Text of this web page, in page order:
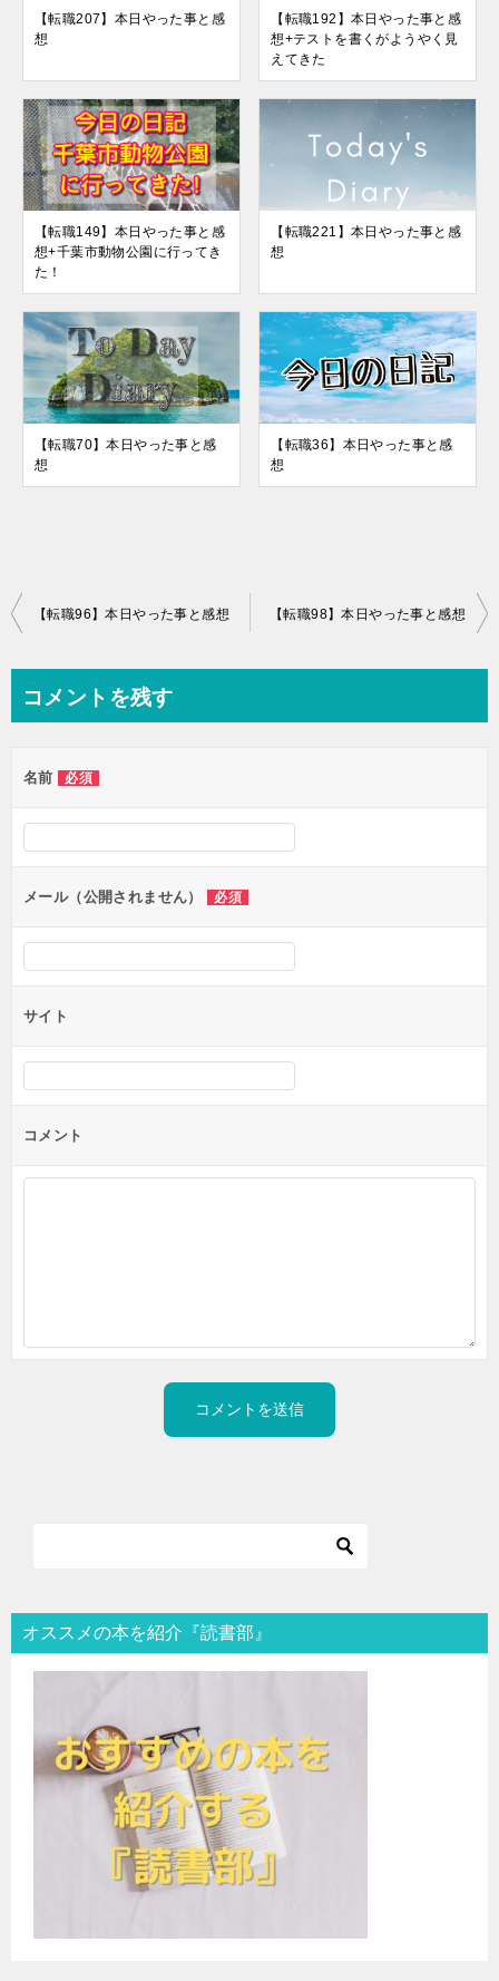
【転職207】本日やった事と感
想
【転職192】本日やった事と感
想+テストを書くがようやく見
えてきた
【転職149】本日やった事と感
想+千葉市動物公園に行ってき
た！
【転職221】本日やった事と感
想
【転職70】本日やった事と感
想
【転職36】本日やった事と感
想
投
ビ
ー
シ
ン
【転職96】本日やった事と感想 【転職98】本日やった事と感想
コメントを残す
名前 必須
メール（公開されません） 必須
サイト
コメント
オススメの本を紹介『読書部』